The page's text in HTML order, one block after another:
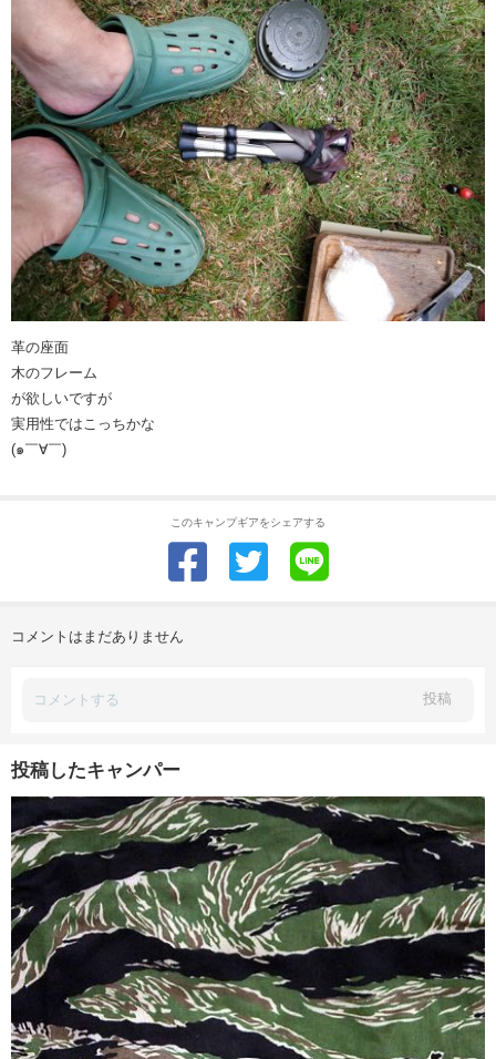
革の座面
木のフレーム
が欲しいですが
実用性ではこっちかな
(๑￣∀￣)
このキャンプギアをシェアする
コメントはまだありません
投稿
投稿したキャンパー